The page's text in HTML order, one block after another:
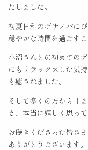
たしました。
初夏日和のボサノバに
穏やかな時間を過ごすこ
小沼さんとの初めての
にもリラックスした気
も癒されました。
そして多くの方から「
き、本当に嬉しく思って
お聴きくださった皆さ
ありがとうございます。